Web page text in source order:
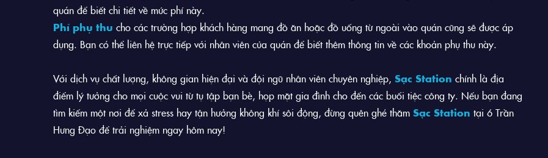
quán để biết chi tiết về mức phí này.
Phí phụ thu cho các trường hợp khách hàng mang đồ ăn hoặc đồ uống từ ngoài vào quán cũng sẽ được áp
dụng. Bạn có thể liên hệ trực tiếp với nhân viên của quán để biết thêm thông tin về các khoản phụ thu này.
Với dịch vụ chất lượng, không gian hiện đại và đội ngũ nhân viên chuyên nghiệp, Sạc Station chính là địa
điểm lý tưởng cho mọi cuộc vui từ tụ tập bạn bè, họp mặt gia đình cho đến các buổi tiệc công ty. Nếu bạn đang
tìm kiếm một nơi để xả stress hay tận hưởng không khí sôi động, đừng quên ghé thăm Sạc Station tại 6 Trần
Hưng Đạo để trải nghiệm ngay hôm nay!